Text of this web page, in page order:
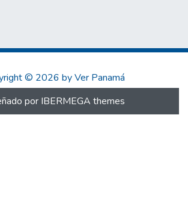
© 2026 by Ver Panamá
por IBERMEGA themes